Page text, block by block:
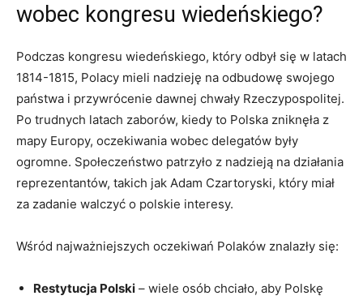
wobec kongresu wiedeńskiego?
Podczas kongresu wiedeńskiego, który odbył się w latach
1814-1815, Polacy mieli nadzieję na odbudowę swojego
państwa i przywrócenie dawnej chwały Rzeczypospolitej.
Po trudnych latach zaborów, kiedy to Polska zniknęła z
mapy Europy, oczekiwania wobec delegatów były
ogromne. Społeczeństwo patrzyło z nadzieją na działania
reprezentantów, takich jak Adam Czartoryski, który miał
za zadanie walczyć o polskie interesy.
Wśród najważniejszych oczekiwań Polaków znalazły się:
Restytucja Polski – wiele osób chciało, aby Polskę